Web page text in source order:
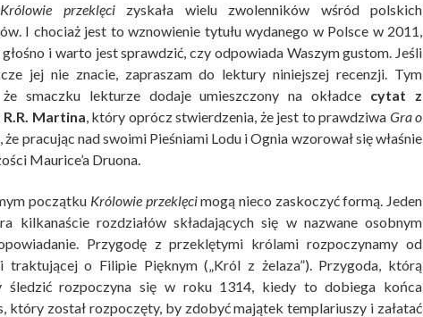
Królowie przeklęcizyskała wielu zwolenników wśród polskich
I chociaż jest to wznowienie tytułu wydanego w Polsce w 2011,
i warto jest sprawdzić, czy odpowiada Waszym gustom. Jeśli
jej nie znacie, zapraszam do lektury niniejszej recenzji. Tym
smaczku lekturze dodaje umieszczony na okładce cytat z
R.R. Martina, który oprócz stwierdzenia, że jest to prawdziwa Gra o
że pracując nad swoimi Pieśniami Lodu i Ognia wzorował się właśnie
Maurice’a Druona.
początku Królowie przeklęcimogą nieco zaskoczyć formą. Jeden
kilkanaście rozdziałów składających się w nazwane osobnym
Przygodę z przeklętymi królami rozpoczynamy od
traktującej o Filipie Pięknym („Król z żelaza”). Przygoda, którą
śledzić rozpoczyna się w roku 1314, kiedy to dobiega końca
który został rozpoczęty, by zdobyć majątek templariuszy i załatać